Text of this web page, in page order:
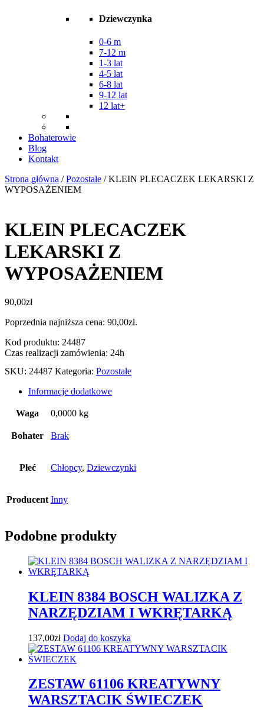
Dziewczynka
0-6 m
7-12 m
1-3 lat
4-5 lat
6-8 lat
9-12 lat
12 lat+
Bohaterowie
Blog
Kontakt
Strona główna /Pozostałe / KLEIN PLECACZEK LEKARSKI Z
WYPOSAŻENIEM
KLEIN PLECACZEK
LEKARSKI Z
WYPOSAŻENIEM
90,00zł
Poprzednia najniższa cena: 90,00zł.
Kod produktu: 24487
Czas realizacji zamówienia: 24h
SKU: 24487 Kategoria: Pozostałe
Informacje dodatkowe
Waga 0,0000 kg
Bohater Brak
Płeć Chłopcy, Dziewczynki
Producent Inny
Podobne produkty
KLEIN 8384 BOSCH WALIZKA Z
NARZĘDZIAM I WKRĘTARKĄ
137,00zł Dodaj do koszyka
ZESTAW 61106 KREATYWNY
WARSZTACIK ŚWIECZEK